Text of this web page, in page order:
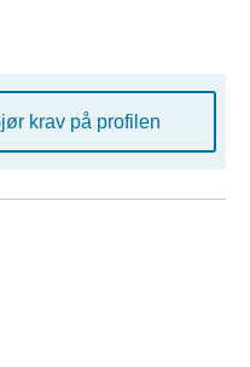
krav på profilen